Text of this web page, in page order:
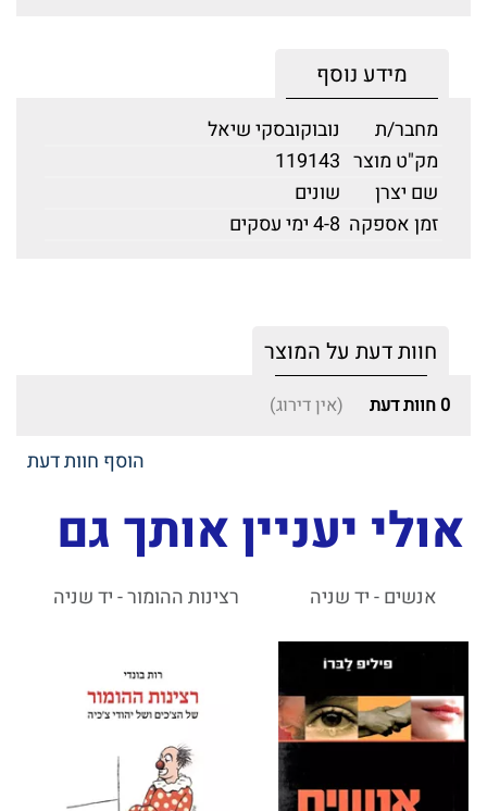
מידע נוסף
מחבר/ת
נובוקובסקי שיאל
מק"ט מוצר 119143
שם יצרן
שונים
זמן אספקה 4-8 ימי עסקים
חוות דעת על המוצר
0 חוות דעת (אין דירוג)
הוסף חוות דעת
אולי יעניין אותך גם
אנשים - יד שניה רצינות ההומור - יד שניה